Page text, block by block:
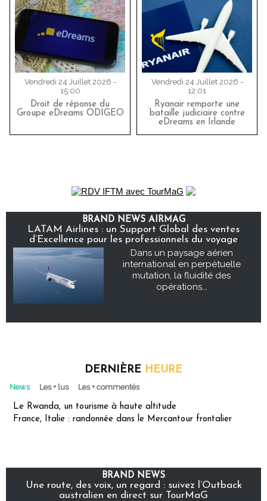
Vendredi 24 Juillet 2026 -
15:00
Droit de réponse du
Groupe eDreams ODIGEO
Vendredi 24 Juillet 2026 -
12:01
Ryanair remporte une
bataille judiciaire contre
eDreams en Irlande
BRAND NEWS AIRMAG
LATAM Airlines : un Support Global des ventes
d’Excellence pour les professionnels du voyage
Dans un paysage aérien
international en perpétuelle
mutation, la fluidité des
opérations...
DERNIÈRE HEURE
News Les + lus Les + commentés
Le Rwanda, un tourisme à haute altitude
France, Italie : randonnée dans le Mercantour frontalier
BRAND NEWS
Une route, des voix, un regard : suivez l’Outback
australien en direct sur TourMaG